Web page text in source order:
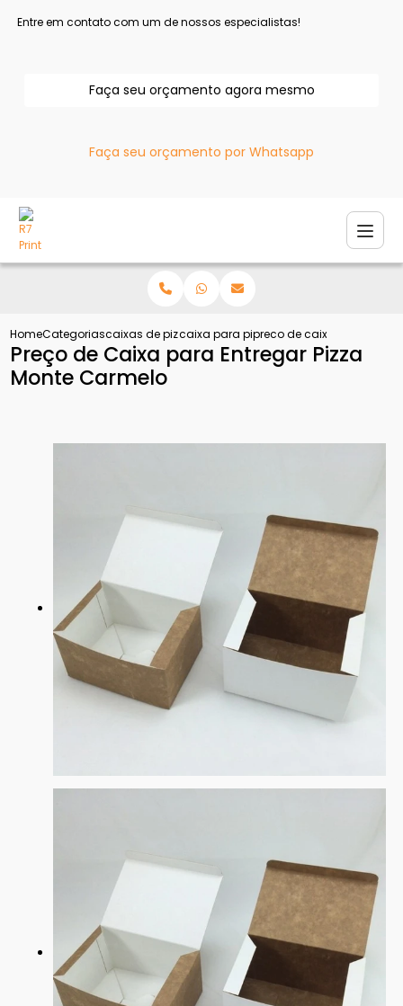
Entre em contato com um de nossos especialistas!
Faça seu orçamento agora mesmo
Faça seu orçamento por Whatsapp
HomeCategoriascaixas de pizzacaixa para pizzapreco de caixa para
Preço de Caixa para Entregar Pizza
Monte Carmelo